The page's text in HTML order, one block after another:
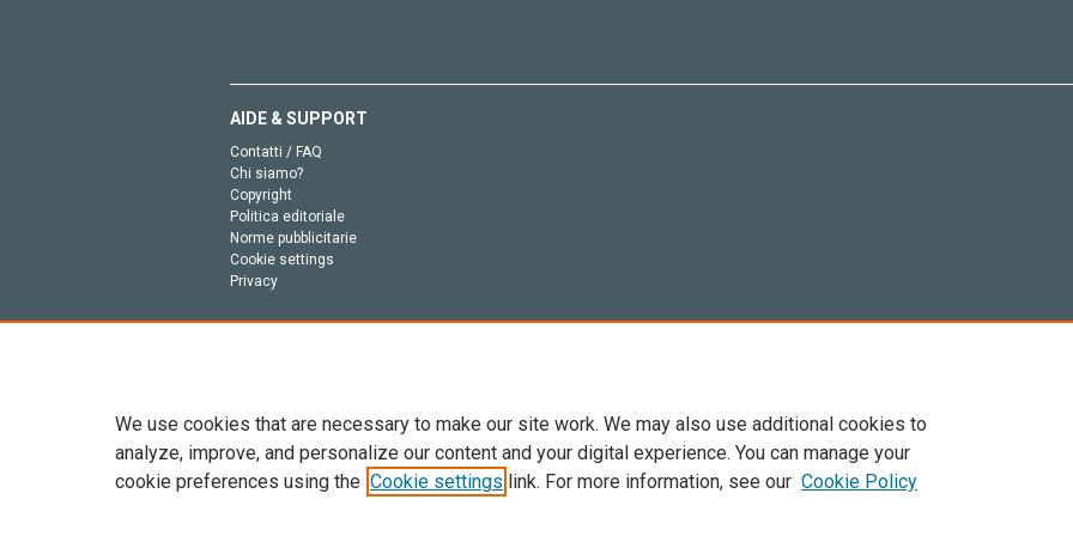
AIDE & SUPPORT
Contatti / FAQ
Chi siamo?
Copyright
Politica editoriale
Norme pubblicitarie
Cookie settings
Privacy
Tutto il contenuto di questo sito: Copyright © 2026 Elsevier, i suoi licenziatari e contributori. Tutti i diritti sono riservati. Inclusi diritti
We use cookies that are necessary to make our site work. We may also use additional cookies to
analyze, improve, and personalize our content and your digital experience. You can manage your
cookie preferences using the Cookie settings link. For more information, see our Cookie Policy